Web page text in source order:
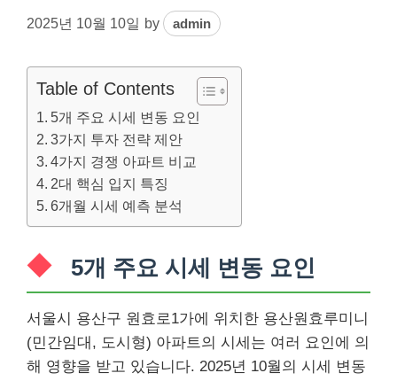
2025년 10월 10일 by admin
Table of Contents
5개 주요 시세 변동 요인
3가지 투자 전략 제안
4가지 경쟁 아파트 비교
2대 핵심 입지 특징
6개월 시세 예측 분석
5개 주요 시세 변동 요인
서울시 용산구 원효로1가에 위치한 용산원효루미니
(민간임대, 도시형) 아파트의 시세는 여러 요인에 의
해 영향을 받고 있습니다. 2025년 10월의 시세 변동